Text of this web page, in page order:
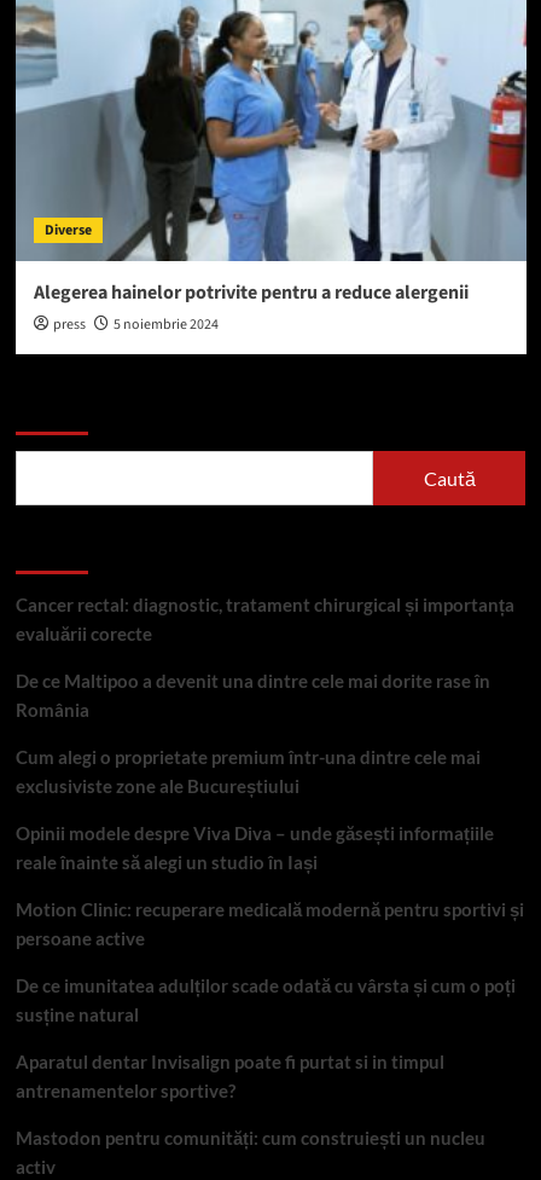
Diverse
Alegerea hainelor potrivite pentru a reduce alergenii
press 5 noiembrie 2024
Caută
Cancer rectal: diagnostic, tratament chirurgical și importanța
evaluării corecte
De ce Maltipoo a devenit una dintre cele mai dorite rase în
România
Cum alegi o proprietate premium într-una dintre cele mai
exclusiviste zone ale Bucureștiului
Opinii modele despre Viva Diva – unde găsești informațiile
reale înainte să alegi un studio în Iași
Motion Clinic: recuperare medicală modernă pentru sportivi și
persoane active
De ce imunitatea adulților scade odată cu vârsta și cum o poți
susține natural
Aparatul dentar Invisalign poate fi purtat si in timpul
antrenamentelor sportive?
Mastodon pentru comunități: cum construiești un nucleu
activ